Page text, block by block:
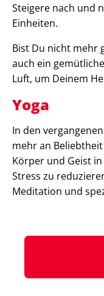
Steigere nach und
Einheiten.
Bist Du nicht mehr
auch ein
Luft, um Deinem
Yoga
In den
mehr an
Körper und Geist
Stress zu
Meditation und